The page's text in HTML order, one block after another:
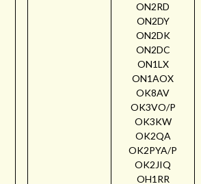
ON2RD
ON2DY
ON2DK
ON2DC
ON1LX
ON1AOX
OK8AV
OK3VO/P
OK3KW
OK2QA
OK2PYA/P
OK2JIQ
OH1RR